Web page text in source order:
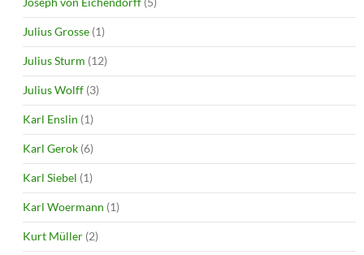
Julius Grosse (1)
Julius Sturm (12)
Julius Wolff (3)
Karl Enslin (1)
Karl Gerok (6)
Karl Siebel (1)
Karl Woermann (1)
Kurt Müller (2)